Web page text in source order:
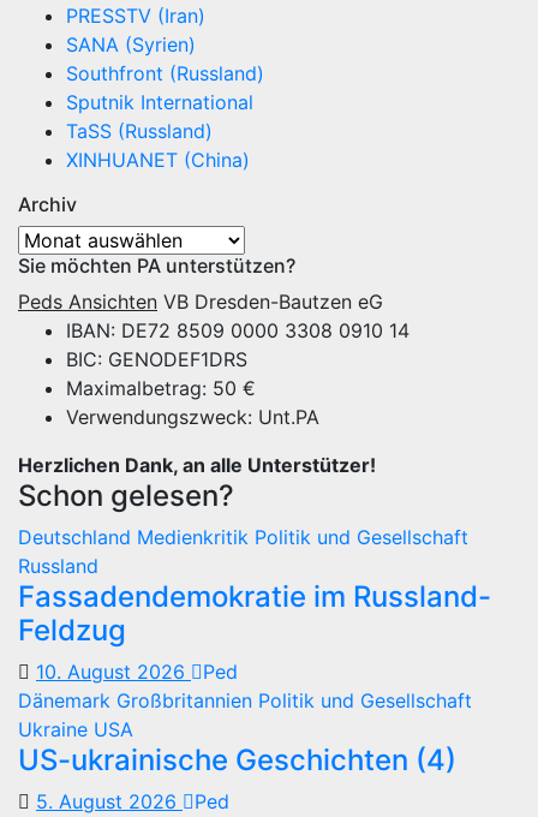
PRESSTV (Iran)
SANA (Syrien)
Southfront (Russland)
Sputnik International
TaSS (Russland)
XINHUANET (China)
Archiv
Archiv
Sie möchten PA unterstützen?
Peds Ansichten VB Dresden-Bautzen eG
IBAN: DE72 8509 0000 3308 0910 14
BIC: GENODEF1DRS
Maximalbetrag: 50 €
Verwendungszweck: Unt.PA
Herzlichen Dank, an alle Unterstützer!
Schon gelesen?
Deutschland Medienkritik Politik und Gesellschaft
Russland
Fassadendemokratie im Russland-
Feldzug
10. August 2026
Ped
Dänemark Großbritannien Politik und Gesellschaft
Ukraine USA
US-ukrainische Geschichten (4)
5. August 2026
Ped